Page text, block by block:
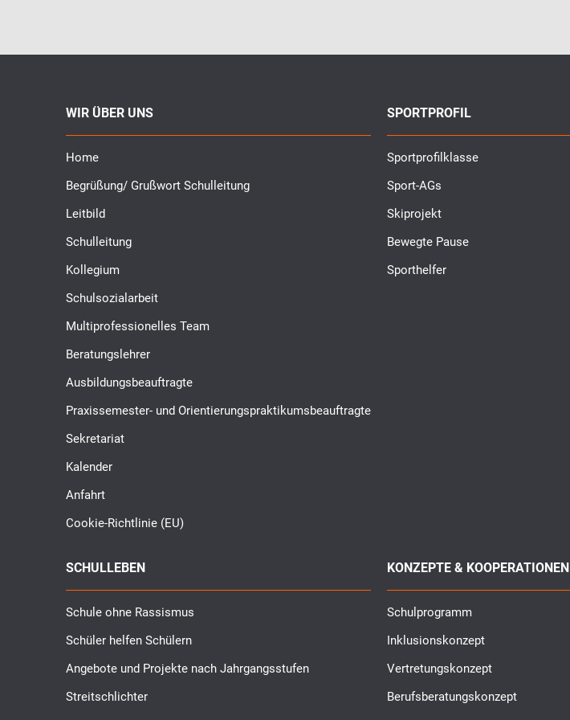
WIR ÜBER UNS
Home
Begrüßung/ Grußwort Schulleitung
Leitbild
Schulleitung
Kollegium
Schulsozialarbeit
Multiprofessionelles Team
Beratungslehrer
Ausbildungsbeauftragte
Praxissemester- und Orientierungspraktikumsbeauftragte
Sekretariat
Kalender
Anfahrt
Cookie-Richtlinie (EU)
SPORTPROFIL
Sportprofilklasse
Sport-AGs
Skiprojekt
Bewegte Pause
Sporthelfer
SCHULLEBEN
Schule ohne Rassismus
Schüler helfen Schülern
Angebote und Projekte nach Jahrgangsstufen
Streitschlichter
KONZEPTE & KOOPERATIONEN
Schulprogramm
Inklusionskonzept
Vertretungskonzept
Berufsberatungskonzept